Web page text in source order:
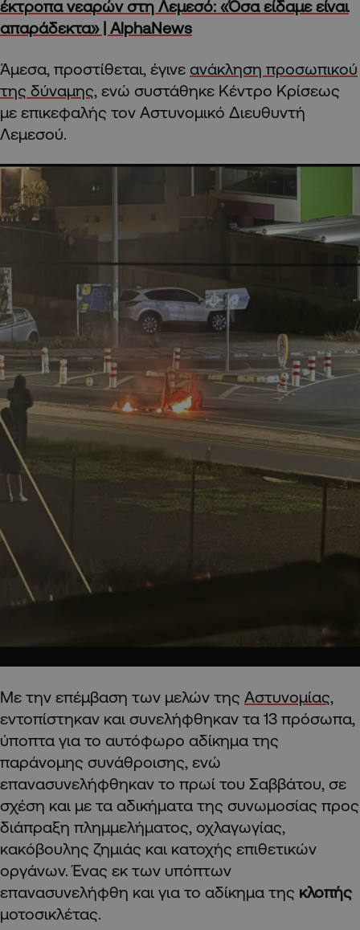
έκτροπα νεαρών στη Λεμεσό: «Όσα είδαμε είναι
απαράδεκτα» | AlphaNews
Άμεσα, προστίθεται, έγινε ανάκληση προσωπικού
της δύναμης, ενώ συστάθηκε Κέντρο Κρίσεως
με επικεφαλής τον Αστυνομικό Διευθυντή
Λεμεσού.
Με την επέμβαση των μελών της Αστυνομίας,
εντοπίστηκαν και συνελήφθηκαν τα 13 πρόσωπα,
ύποπτα για το αυτόφωρο αδίκημα της
παράνομης συνάθροισης, ενώ
επανασυνελήφθηκαν το πρωί του Σαββάτου, σε
σχέση και με τα αδικήματα της συνωμοσίας προς
διάπραξη πλημμελήματος, οχλαγωγίας,
κακόβουλης ζημιάς και κατοχής επιθετικών
οργάνων. Ένας εκ των υπόπτων
επανασυνελήφθη και για το αδίκημα της κλοπής
μοτοσικλέτας.